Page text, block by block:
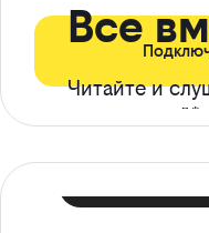
Все
Читайте и
ограничений*